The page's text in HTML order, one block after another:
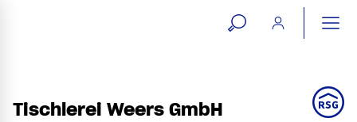
open
Tischlerei Weers GmbH